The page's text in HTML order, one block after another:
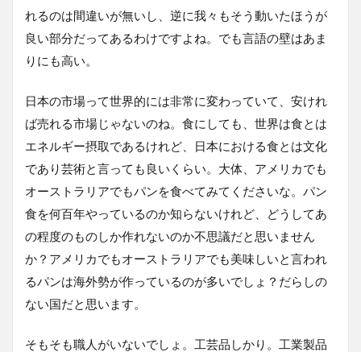
れるのは間違いが無いし、逆に我々もそう動いたほうが
良い部分だってあるわけですよね。でも言語の壁はあま
りにも高い。
日本の市場って世界的には非常に変わっていて、安けれ
ば売れる市場じゃないのね。食にしても、世界は食とは
エネルギー摂取であるけれど、日本における食とは文化
であり芸術と言っても良いくらい。大体、アメリカでも
オーストラリアでもパンを食べてみてくださいな。パン
食を何百年やっているのか知らないけれど、どうしてあ
の程度のものしか作れないのか不思議だと思いません
か？アメリカでもオーストラリアでも美味しいと言われ
るパンは海外勢が作っているのが多いでしょ？だらしの
ない国だと思います。
そもそも職人がいないでしょ。工芸品しかり。工業製品